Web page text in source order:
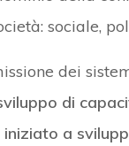
sociale,
dei
di
iniziato a